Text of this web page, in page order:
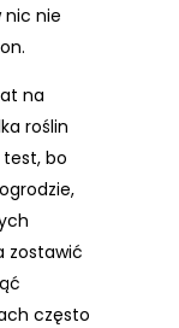
nic nie
na
roślin
bo
zostawić
często